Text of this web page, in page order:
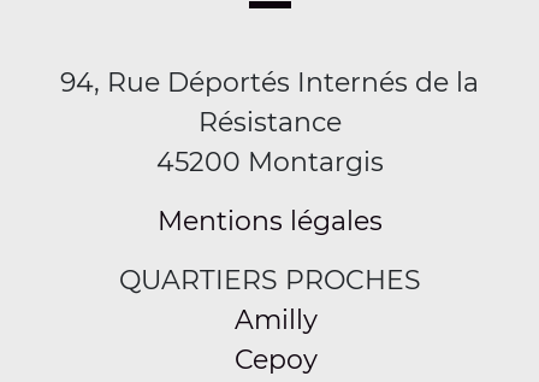
94, Rue Déportés Internés de la
Résistance
45200 Montargis
Mentions légales
QUARTIERS PROCHES
Amilly
Cepoy